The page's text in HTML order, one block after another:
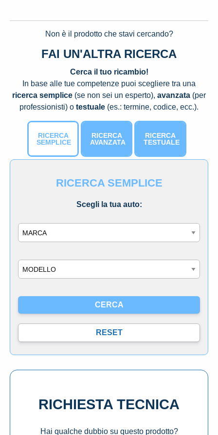
Non è il prodotto che stavi cercando?
FAI UN'ALTRA RICERCA
Cerca il tuo ricambio!
In base alle tue competenze puoi scegliere tra una
ricerca semplice (se non sei un esperto), avanzata (per
professionisti) o testuale (es.: termine, codice, ecc.).
RICERCA
SEMPLICE
RICERCA
AVANZATA
RICERCA
TESTUALE
RICERCA SEMPLICE
Scegli la tua auto:
RICHIESTA TECNICA
Hai qualche dubbio su questo prodotto?